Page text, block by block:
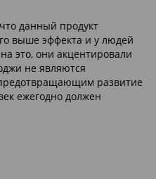
данный продукт
выше эффекта и у людей
это, они акцентировали
не являются
развитие
ежегодно должен